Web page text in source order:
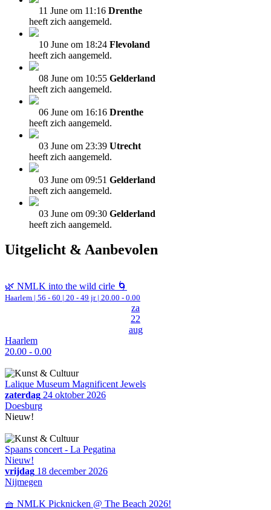
11 June om 11:16 Drenthe
heeft zich aangemeld.
10 June om 18:24 Flevoland
heeft zich aangemeld.
08 June om 10:55 Gelderland
heeft zich aangemeld.
06 June om 16:16 Drenthe
heeft zich aangemeld.
03 June om 23:39 Utrecht
heeft zich aangemeld.
03 June om 09:51 Gelderland
heeft zich aangemeld.
03 June om 09:30 Gelderland
heeft zich aangemeld.
Uitgelicht & Aanbevolen
🌿 NMLK into the wild cirle 🌀
Haarlem | 56 - 60 | 20 - 49 jr | 20.00 - 0.00
za
22
aug
Haarlem
20.00 - 0.00
Lalique Museum Magnificent Jewels
zaterdag 24 oktober 2026
Doesburg
Nieuw!
Spaans concert - La Pegatina
Nieuw!
vrijdag 18 december 2026
Nijmegen
🧺 NMLK Picknicken @ The Beach 2026!